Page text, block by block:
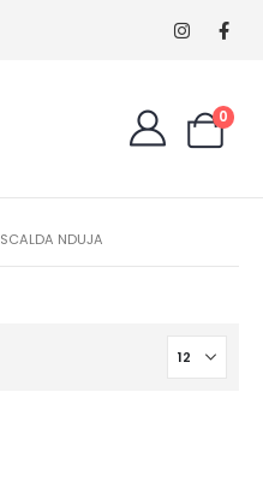
0
SCALDA NDUJA